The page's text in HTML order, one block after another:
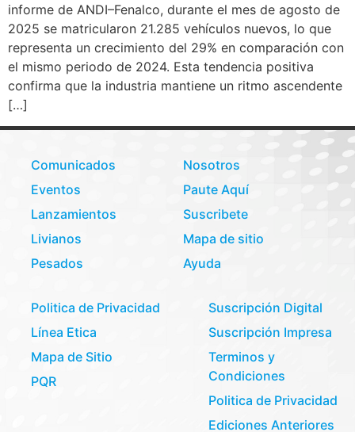
informe de ANDI–Fenalco, durante el mes de agosto de
2025 se matricularon 21.285 vehículos nuevos, lo que
representa un crecimiento del 29% en comparación con
el mismo periodo de 2024. Esta tendencia positiva
confirma que la industria mantiene un ritmo ascendente
[…]
Comunicados
Eventos
Lanzamientos
Livianos
Pesados
Nosotros
Paute Aquí
Suscribete
Mapa de sitio
Ayuda
Politica de Privacidad
Línea Etica
Mapa de Sitio
PQR
Suscripción Digital
Suscripción Impresa
Terminos y
Condiciones
Politica de Privacidad
Ediciones Anteriores